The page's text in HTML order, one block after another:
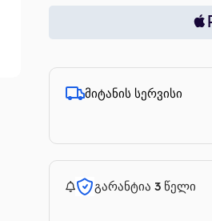
მიტანის სერვისი
გარანტია 3 წელი